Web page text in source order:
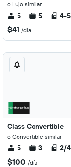
o Lujo similar
5 5 4-5
$41 /día
Class Convertible
o Convertible similar
5 3 2/4
$100 /día